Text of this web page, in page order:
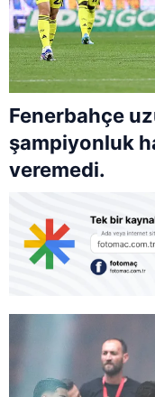
Fenerbahçe
şampiyonluk
veremedi.